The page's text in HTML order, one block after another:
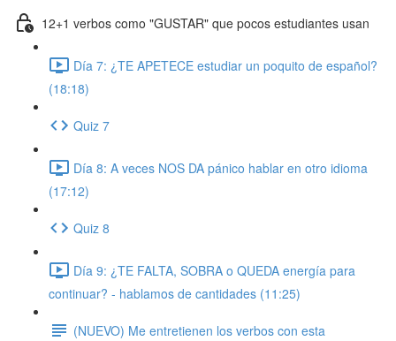
12+1 verbos como "GUSTAR" que pocos estudiantes usan
Día 7: ¿TE APETECE estudiar un poquito de español?
(18:18)
Quiz 7
Día 8: A veces NOS DA pánico hablar en otro idioma
(17:12)
Quiz 8
Día 9: ¿TE FALTA, SOBRA o QUEDA energía para
continuar? - hablamos de cantidades (11:25)
(NUEVO) Me entretienen los verbos con esta